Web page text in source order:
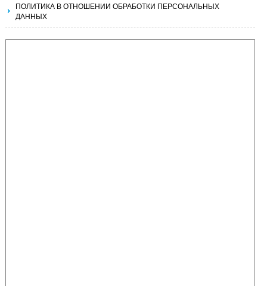
ПОЛИТИКА В ОТНОШЕНИИ ОБРАБОТКИ ПЕРСОНАЛЬНЫХ
ДАННЫХ